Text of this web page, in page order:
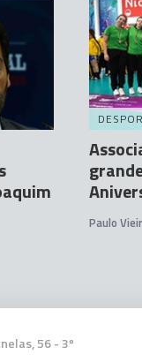
Paulo
56 - 3º